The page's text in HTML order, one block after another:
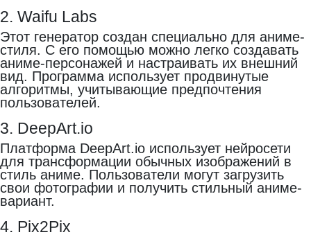
2. Waifu Labs
Этот генератор создан специально для аниме-
стиля. С его помощью можно легко создавать
аниме-персонажей и настраивать их внешний
вид. Программа использует продвинутые
алгоритмы, учитывающие предпочтения
пользователей.
3. DeepArt.io
Платформа DeepArt.io использует нейросети
для трансформации обычных изображений в
стиль аниме. Пользователи могут загрузить
свои фотографии и получить стильный аниме-
вариант.
4. Pix2Pix